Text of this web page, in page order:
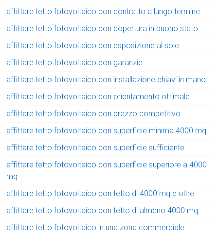
affittare tetto fotovoltaico con contratto a lungo termine
affittare tetto fotovoltaico con copertura in buono stato
affittare tetto fotovoltaico con esposizione al sole
affittare tetto fotovoltaico con garanzie
affittare tetto fotovoltaico con installazione chiavi in mano
affittare tetto fotovoltaico con orientamento ottimale
affittare tetto fotovoltaico con prezzo competitivo
affittare tetto fotovoltaico con superficie minima 4000 mq
affittare tetto fotovoltaico con superficie sufficiente
affittare tetto fotovoltaico con superficie superiore a 4000
mq
affittare tetto fotovoltaico con tetto di 4000 mq e oltre
affittare tetto fotovoltaico con tetto di almeno 4000 mq
affittare tetto fotovoltaico in una zona commerciale